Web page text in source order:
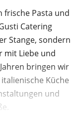
frische Pasta und
Catering
Stange, sondern
mit Liebe und
bringen wir
italienische Küche
und